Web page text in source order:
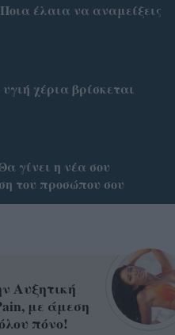
έλαια να αναμείξεις
χέρια βρίσκεται
γίνει η νέα σου
του προσώπου σου
Αυξητική
με άμεση
πόνο!